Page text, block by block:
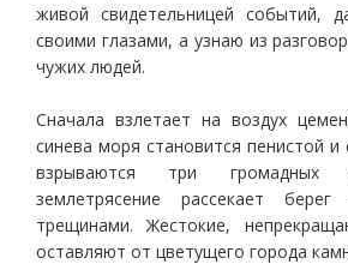
живой свидетельницей событий,
своими глазами, а узнаю из
чужих людей.
Сначала взлетает на воздух
синева моря становится пенистой
взрываются три громадных
землетрясение рассекает
трещинами. Жестокие,
оставляют от цветущего города